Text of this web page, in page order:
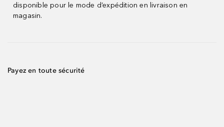
disponible pour le mode d’expédition en livraison en
magasin.
Payez en toute sécurité